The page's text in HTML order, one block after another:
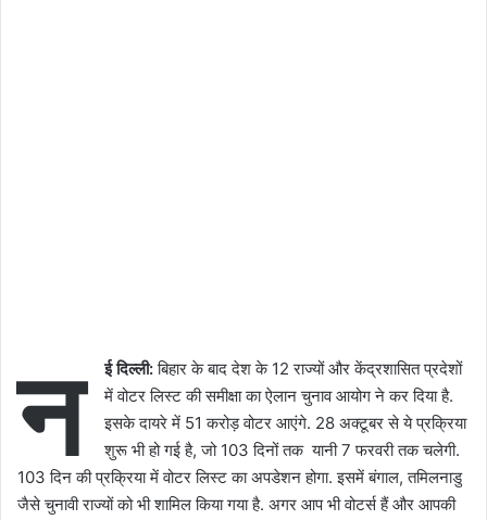
न ई दिल्ली:बिहार के बाद देश के 12 राज्यों और केंद्रशासित प्रदेशों
में वोटर लिस्ट की समीक्षा का ऐलान चुनाव आयोग ने कर दिया है.
इसके दायरे में 51 करोड़ वोटर आएंगे. 28 अक्टूबर से ये प्रक्रिया
शुरू भी हो गई है, जो 103 दिनों तक यानी 7 फरवरी तक चलेगी.
103 दिन की प्रक्रिया में वोटर लिस्ट का अपडेशन होगा. इसमें बंगाल, तमिलनाडु
जैसे चुनावी राज्यों को भी शामिल किया गया है. अगर आप भी वोटर्स हैं और आपकी